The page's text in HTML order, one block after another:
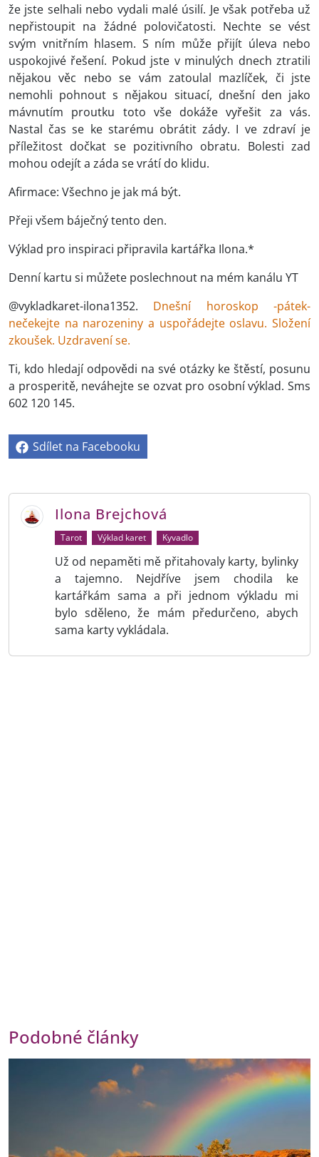
že jste selhali nebo vydali malé úsilí. Je však potřeba už
nepřistoupit na žádné polovičatosti. Nechte se vést
svým vnitřním hlasem. S ním může přijít úleva nebo
uspokojivé řešení. Pokud jste v minulých dnech ztratili
nějakou věc nebo se vám zatoulal mazlíček, či jste
nemohli pohnout s nějakou situací, dnešní den jako
mávnutím proutku toto vše dokáže vyřešit za vás.
Nastal čas se ke starému obrátit zády. I ve zdraví je
příležitost dočkat se pozitivního obratu. Bolesti zad
mohou odejít a záda se vrátí do klidu.
Afirmace: Všechno je jak má být.
Přeji všem báječný tento den.
Výklad pro inspiraci připravila kartářka Ilona.*
Denní kartu si můžete poslechnout na mém kanálu YT
@vykladkaret-ilona1352. Dnešní horoskop -pátek-
nečekejte na narozeniny a uspořádejte oslavu. Složení
zkoušek. Uzdravení se.
Ti, kdo hledají odpovědi na své otázky ke štěstí, posunu
a prosperitě, neváhejte se ozvat pro osobní výklad. Sms
602 120 145.
Sdílet na Facebooku
Ilona Brejchová
Tarot Výklad karet Kyvadlo
Už od nepaměti mě přitahovaly karty, bylinky
a tajemno. Nejdříve jsem chodila ke
kartářkám sama a při jednom výkladu mi
bylo sděleno, že mám předurčeno, abych
sama karty vykládala.
Podobné články